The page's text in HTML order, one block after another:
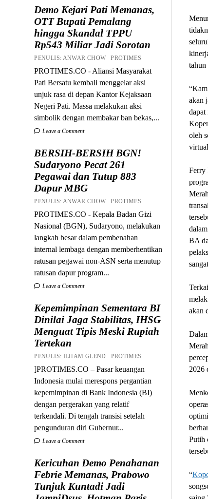
Demo Kejari Pati Memanas,
OTT Bupati Pemalang
hingga Skandal TPPU
Rp543 Miliar Jadi Sorotan
PENULIS: ANWAR CHOW PROTIMES
PROTIMES.CO - Aliansi Masyarakat
Pati Bersatu kembali menggelar aksi
unjuk rasa di depan Kantor Kejaksaan
Negeri Pati. Massa melakukan aksi
simbolik dengan membakar ban bekas,...
Leave a Comment
BERSIH-BERSIH BGN!
Sudaryono Pecat 261
Pegawai dan Tutup 883
Dapur MBG
PENULIS: ANWAR CHOW PROTIMES
PROTIMES.CO - Kepala Badan Gizi
Nasional (BGN), Sudaryono, melakukan
langkah besar dalam pembenahan
internal lembaga dengan memberhentikan
ratusan pegawai non-ASN serta menutup
ratusan dapur program...
Leave a Comment
Kepemimpinan Sementara BI
Dinilai Jaga Stabilitas, IHSG
Menguat Tipis Meski Rupiah
Tertekan
PENULIS: ILHAM GLEND PROTIMES
]PROTIMES.CO – Pasar keuangan
Indonesia mulai merespons pergantian
kepemimpinan di Bank Indonesia (BI)
dengan pergerakan yang relatif
terkendali. Di tengah transisi setelah
pengunduran diri Gubernur...
Leave a Comment
Kericuhan Demo Penahanan
Febrie Memanas, Prabowo
Tunjuk Kuntadi Jadi
tahun
akan
dapat
oleh
Ferry
BA
akan
2026
Putih
“